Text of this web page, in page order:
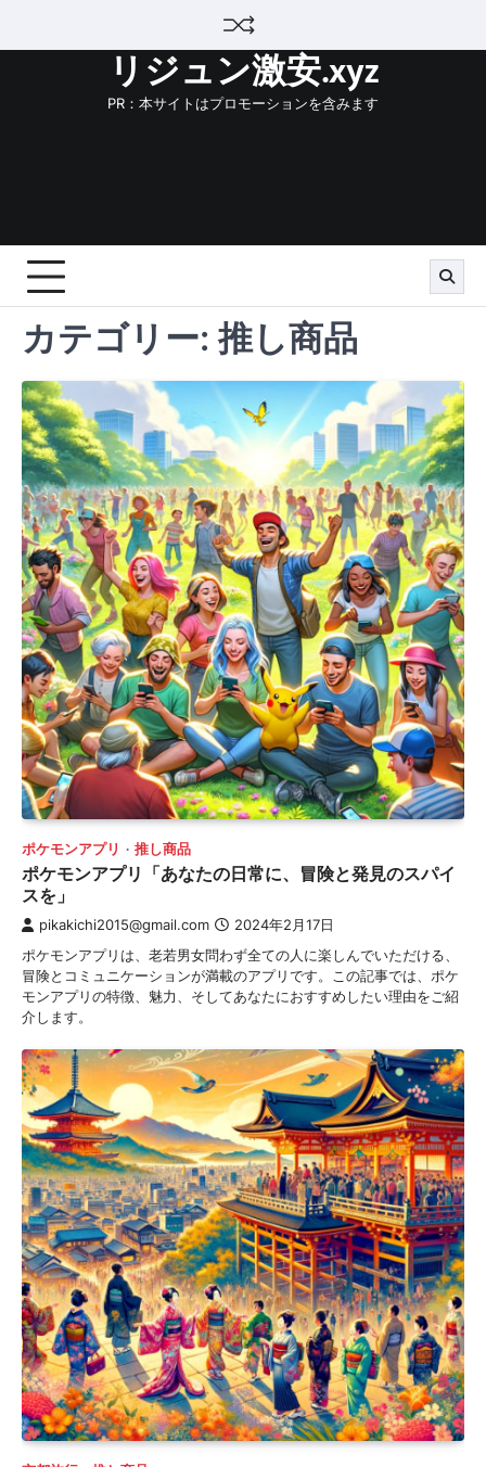
リジュン激安.xyz
PR：本サイトはプロモーションを含みます
カテゴリー:推し商品
ポケモンアプリ 推し商品
ポケモンアプリ「あなたの日常に、冒険と発見のスパイ
スを」
pikakichi2015@gmail.com 2024年2月17日
ポケモンアプリは、老若男女問わず全ての人に楽しんでいただける、
冒険とコミュニケーションが満載のアプリです。この記事では、ポケ
モンアプリの特徴、魅力、そしてあなたにおすすめしたい理由をご紹
介します。